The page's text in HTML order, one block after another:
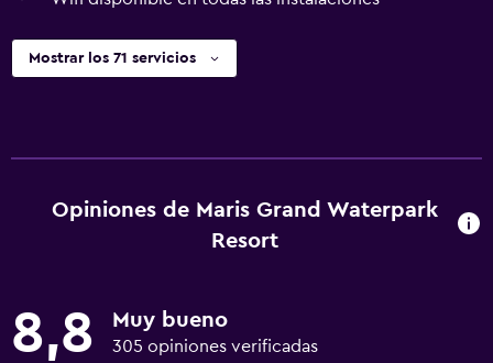
Mostrar los 71 servicios
Opiniones de Maris Grand Waterpark
Resort
8,8 Muy bueno
305 opiniones verificadas